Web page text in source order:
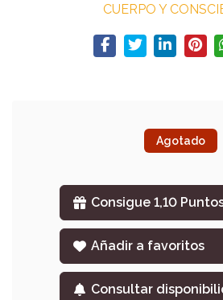
CUERPO Y
Agotado
Consigue 1,10
Añadir a favoritos
Consultar